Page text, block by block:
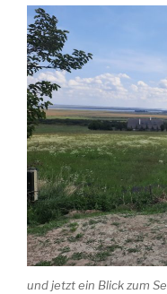
und jetzt ein Blick zum